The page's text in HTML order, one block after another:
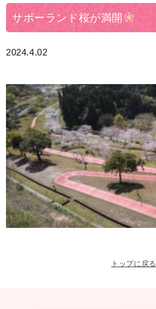
サボーランド桜が満開
2024.4.02
トップに戻る